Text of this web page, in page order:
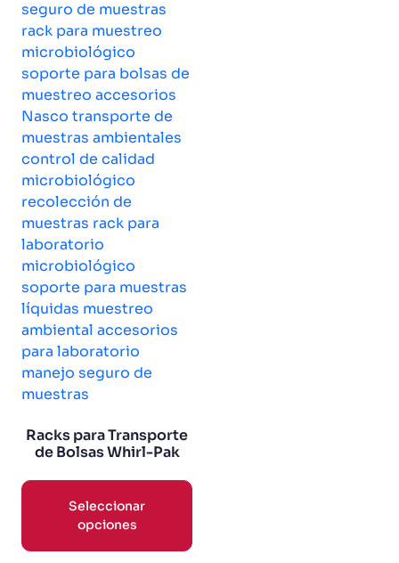
Racks para Transporte
de Bolsas Whirl-Pak
Seleccionar
opciones